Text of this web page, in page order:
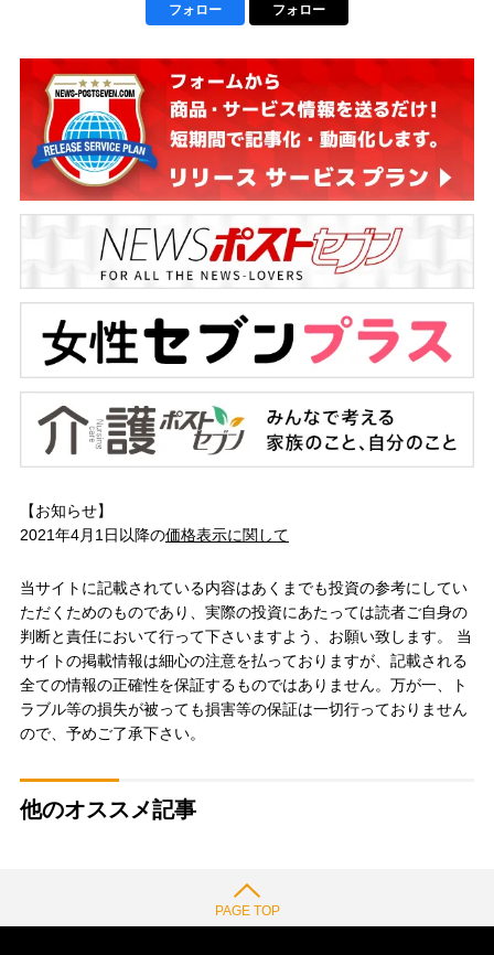
フォロー フォロー
【お知らせ】
2021年4月1日以降の価格表示に関して
当サイトに記載されている内容はあくまでも投資の参考にしてい
ただくためのものであり、実際の投資にあたっては読者ご自身の
判断と責任において行って下さいますよう、お願い致します。 当
サイトの掲載情報は細心の注意を払っておりますが、記載される
全ての情報の正確性を保証するものではありません。万が一、ト
ラブル等の損失が被っても損害等の保証は一切行っておりません
ので、予めご了承下さい。
他のオススメ記事
PAGE TOP